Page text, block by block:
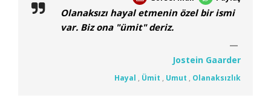
Olanaksızı hayal etmenin özel bir ismi
var. Biz ona "ümit" deriz.
Jostein Gaarder
Hayal , Ümit , Umut , Olanaksızlık